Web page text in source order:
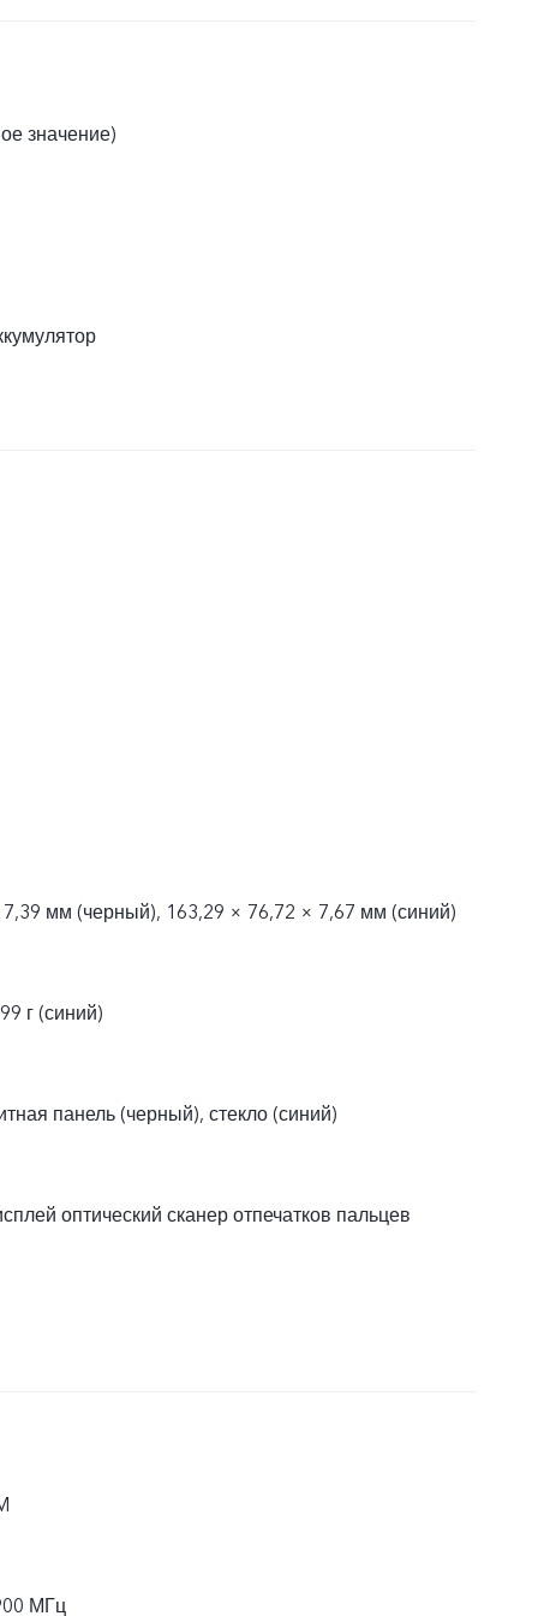
значение)
мм (черный), 163,29 × 76,72 × 7,67 мм (синий)
г (синий)
панель (черный), стекло (синий)
оптический сканер отпечатков пальцев
МГц